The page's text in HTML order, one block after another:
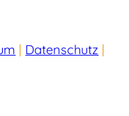
| Datenschutz |